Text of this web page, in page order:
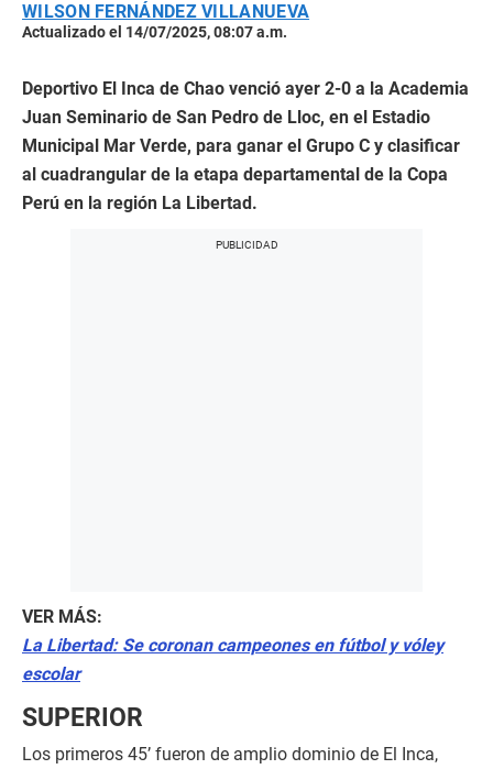
WILSON FERNÁNDEZ VILLANUEVA
Actualizado el 14/07/2025, 08:07 a.m.
Deportivo El Inca de Chao venció ayer 2-0 a la Academia
Juan Seminario de San Pedro de Lloc, en el Estadio
Municipal Mar Verde, para ganar el Grupo C y clasificar
al cuadrangular de la etapa departamental de la Copa
Perú en la región La Libertad.
VER MÁS:
La Libertad: Se coronan campeones en fútbol y vóley
escolar
SUPERIOR
Los primeros 45’ fueron de amplio dominio de El Inca,